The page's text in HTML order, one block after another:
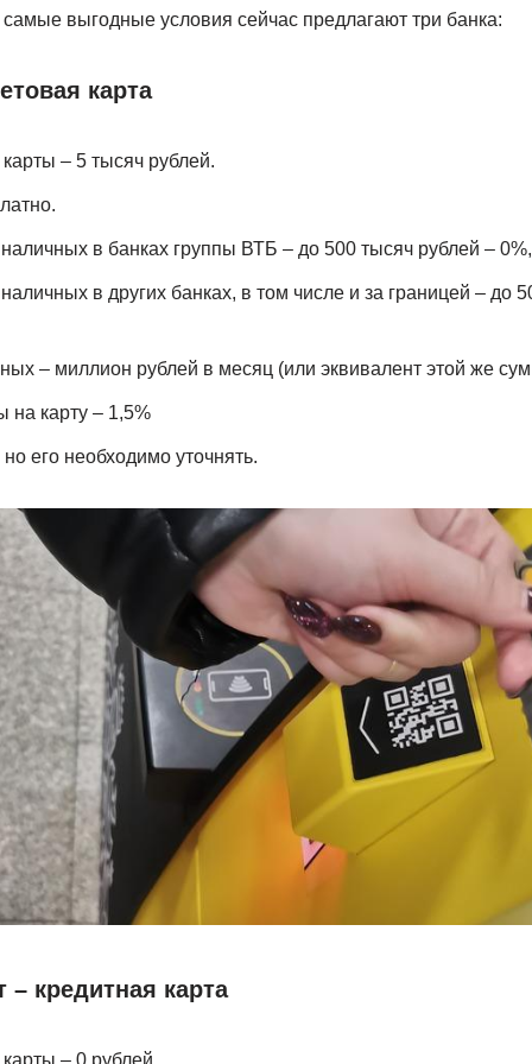
выгодные условия сейчас предлагают три банка:
карта
– 5 тысяч рублей.
в банках группы ВТБ – до 500 тысяч рублей –
в других банках, в том числе и за границей – до
– миллион рублей в месяц (или эквивалент этой же
на карту – 1,5%
его необходимо уточнять.
– кредитная карта
– 0 рублей.